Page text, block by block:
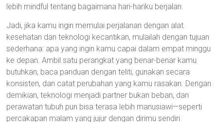
lebih mindful tentang bagaimana hari-hariku berjalan.
Jadi, jika kamu ingin memulai perjalanan dengan alat
kesehatan dan teknologi kecantikan, mulailah dengan tujuan
sederhana: apa yang ingin kamu capai dalam empat minggu
ke depan. Ambil satu perangkat yang benar-benar kamu
butuhkan, baca panduan dengan teliti, gunakan secara
konsisten, dan catat perubahan yang kamu rasakan. Dengan
demikian, teknologi menjadi partner bukan beban, dan
perawatan tubuh pun bisa terasa lebih manusiawi—seperti
percakapan malam yang jujur dengan dirimu sendiri